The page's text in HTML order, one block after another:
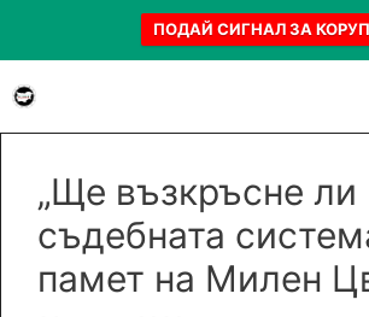
ПОДАЙ СИГНАЛ ЗА
съдържанието
„Ще възкръсне ли
съдебната
памет на Милен